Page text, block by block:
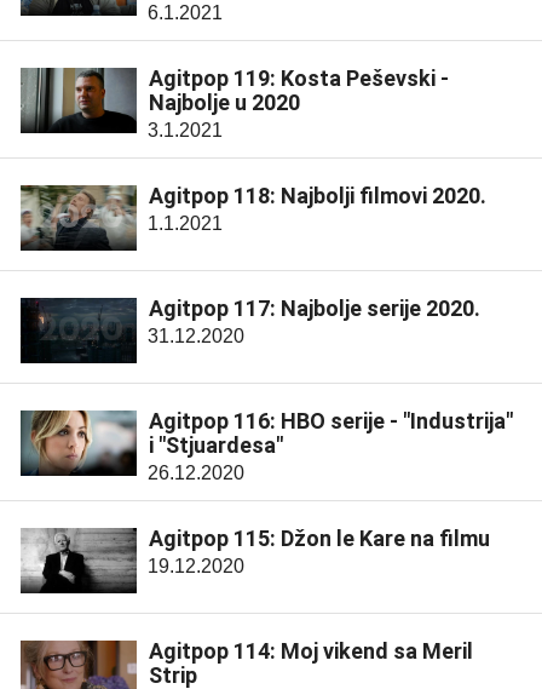
6.1.2021
Agitpop 119: Kosta Peševski -
Najbolje u 2020
3.1.2021
Agitpop 118: Najbolji filmovi 2020.
1.1.2021
Agitpop 117: Najbolje serije 2020.
31.12.2020
Agitpop 116: HBO serije - "Industrija"
i "Stjuardesa"
26.12.2020
Agitpop 115: Džon le Kare na filmu
19.12.2020
Agitpop 114: Moj vikend sa Meril
Strip